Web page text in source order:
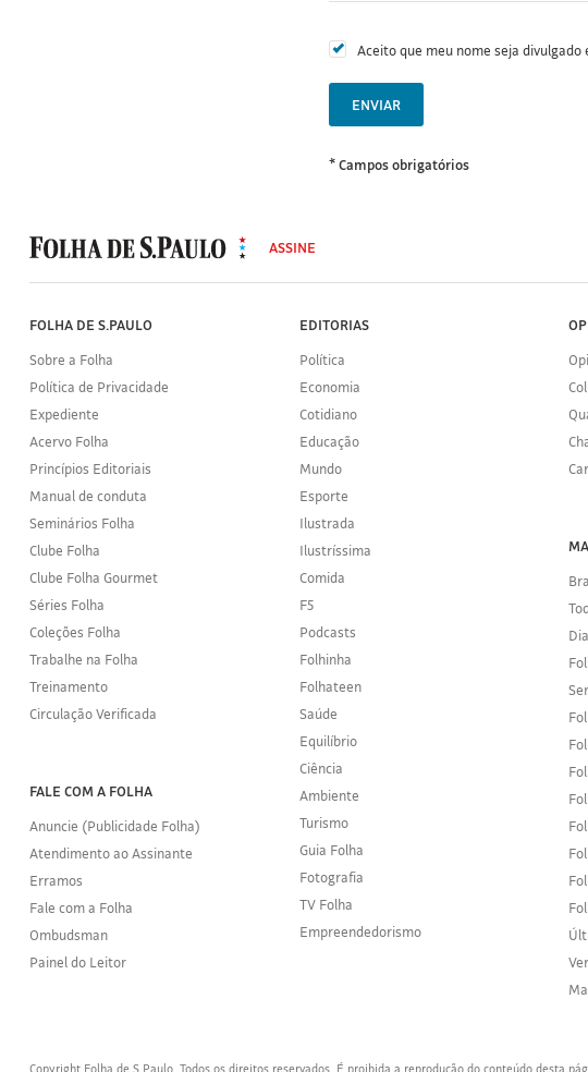
Aceito que meu nome seja
ENVIAR
* Campos obrigatórios
Folha
de
S.Paulo
ASSINE
FOLHA DE S.PAULO
Sobre a Folha
Política de Privacidade
Expediente
Acervo Folha
Princípios Editoriais
Manual de conduta
Seminários Folha
Clube Folha
Clube Folha Gourmet
Séries Folha
Coleções Folha
Trabalhe na Folha
Treinamento
Circulação Verificada
FALE COM A FOLHA
Anuncie (Publicidade Folha)
Atendimento ao Assinante
Erramos
Fale com a Folha
Ombudsman
Painel do Leitor
EDITORIAS
Política
Economia
Cotidiano
Educação
Mundo
Esporte
Ilustrada
Ilustríssima
Comida
F5
Podcasts
Folhinha
Folhateen
Saúde
Equilíbrio
Ciência
Ambiente
Turismo
Guia Folha
Fotografia
TV Folha
Empreendedorismo